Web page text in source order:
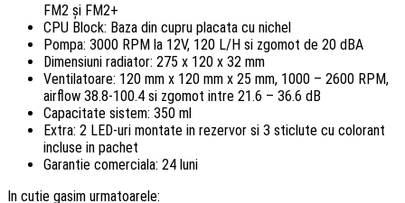
FM2 și FM2+
CPU Block: Baza din cupru placata cu nichel
Pompa: 3000 RPM la 12V, 120 L/H si zgomot de 20 dBA
Dimensiuni radiator: 275 x 120 x 32 mm
Ventilatoare: 120 mm x 120 mm x 25 mm, 1000 – 2600 RPM,
airflow 38.8-100.4 si zgomot intre 21.6 – 36.6 dB
Capacitate sistem: 350 ml
Extra: 2 LED-uri montate in rezervor si 3 sticlute cu colorant
incluse in pachet
Garantie comerciala: 24 luni
In cutie gasim urmatoarele: